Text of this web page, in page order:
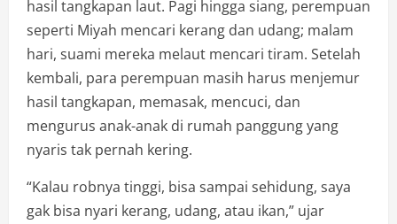
hasil tangkapan laut. Pagi hingga siang, perempuan
seperti Miyah mencari kerang dan udang; malam
hari, suami mereka melaut mencari tiram. Setelah
kembali, para perempuan masih harus menjemur
hasil tangkapan, memasak, mencuci, dan
mengurus anak-anak di rumah panggung yang
nyaris tak pernah kering.
“Kalau robnya tinggi, bisa sampai sehidung, saya
gak bisa nyari kerang, udang, atau ikan,” ujar